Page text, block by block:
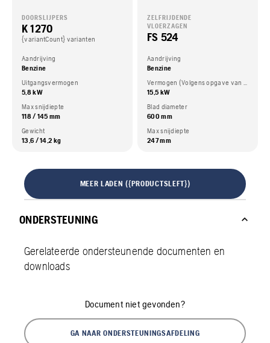
DOORSLIJPERS
K 1270
{variantCount} varianten
Aandrijving
Benzine
Uitgangsvermogen
5,8 kW
Max snijdiepte
118 / 145 mm
Gewicht
13,6 / 14,2 kg
ZELFRIJDENDE
VLOERZAGEN
FS 524
Aandrijving
Benzine
15,5 kW
Blad diameter
600 mm
Max snijdiepte
247 mm
MEER LADEN ({PRODUCTSLEFT})
ONDERSTEUNING
Gerelateerde ondersteunende documenten en
downloads
Document niet gevonden?
GA NAAR ONDERSTEUNINGSAFDELING